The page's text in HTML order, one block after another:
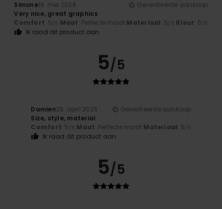
Simone19. mei 2026
Geverifieerde aankoop
Very nice, great graphics
Comfort: 5/5 Maat: Perfecte maat Materiaal: 5/5 Kleur: 5/5
Ik raad dit product aan
5/5
Damien28. april 2026
Geverifieerde aankoop
Size, style, material
Comfort: 5 /5 Maat: Perfecte maat Materiaal: 5/5
Ik raad dit product aan
5/5